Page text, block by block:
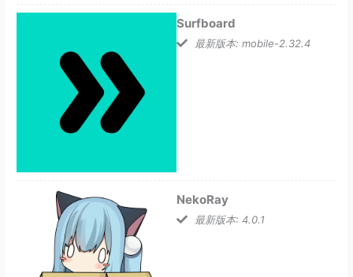
Surfboard
最新版本: mobile-2.32.4
NekoRay
最新版本: 4.0.1